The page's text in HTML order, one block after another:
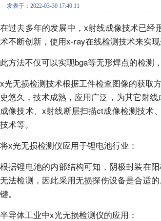
发表于：2022-03-30 17:40:11
在过去多年的发展中，x射线成像技术已
术不断创新，使用x-ray在线检测技术来实现
此方法不仅可以实现bga等无形焊点的检测
x光无损检测技术根据工件检查图像的获取
史悠久，技术成熟，应用广泛，为其它射
成像技术、x射线断层扫描ct成像检测技术
技术等。
将x光无损检测仪应用于锂电池行业：
根据锂电池的内部结构可知，阴极封装在
无法检测，因此采用无损探伤设备是合适
键。
半导体工业中x光无损检测仪的应用：